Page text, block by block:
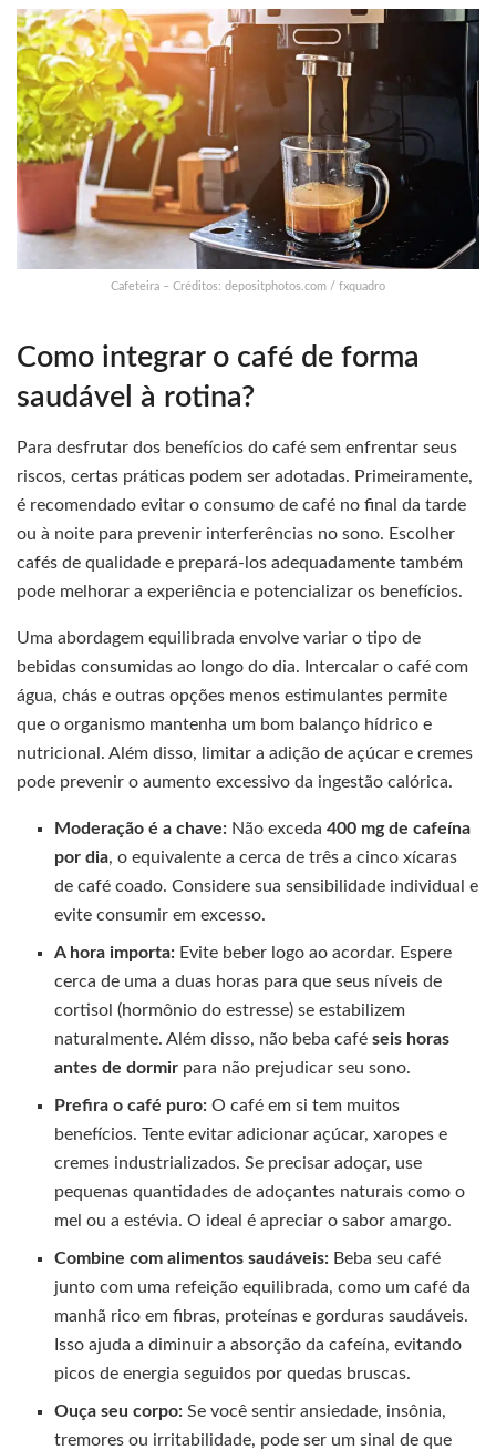
Cafeteira – Créditos: depositphotos.com / fxquadro
Como integrar o café de forma
saudável à rotina?
Para desfrutar dos benefícios do café sem enfrentar seus
riscos, certas práticas podem ser adotadas. Primeiramente,
é recomendado evitar o consumo de café no final da tarde
ou à noite para prevenir interferências no sono. Escolher
cafés de qualidade e prepará-los adequadamente também
pode melhorar a experiência e potencializar os benefícios.
Uma abordagem equilibrada envolve variar o tipo de
bebidas consumidas ao longo do dia. Intercalar o café com
água, chás e outras opções menos estimulantes permite
que o organismo mantenha um bom balanço hídrico e
nutricional. Além disso, limitar a adição de açúcar e cremes
pode prevenir o aumento excessivo da ingestão calórica.
Moderação é a chave: Não exceda400 mg de cafeína
por dia, o equivalente a cerca de três a cinco xícaras
de café coado. Considere sua sensibilidade individual e
evite consumir em excesso.
A hora importa: Evite beber logo ao acordar. Espere
cerca de uma a duas horas para que seus níveis de
cortisol (hormônio do estresse) se estabilizem
naturalmente. Além disso, não beba caféseis horas
antes de dormir para não prejudicar seu sono.
Prefira o café puro: O café em si tem muitos
benefícios. Tente evitar adicionar açúcar, xaropes e
cremes industrializados. Se precisar adoçar, use
pequenas quantidades de adoçantes naturais como o
mel ou a estévia. O ideal é apreciar o sabor amargo.
Combine com alimentos saudáveis: Beba seu café
junto com uma refeição equilibrada, como um café da
manhã rico em fibras, proteínas e gorduras saudáveis.
Isso ajuda a diminuir a absorção da cafeína, evitando
picos de energia seguidos por quedas bruscas.
Ouça seu corpo: Se você sentir ansiedade, insônia,
tremores ou irritabilidade, pode ser um sinal de que